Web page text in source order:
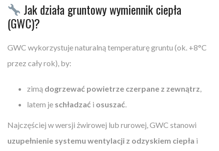
Jak działa gruntowy wymiennik ciepła
(GWC)?
GWC wykorzystuje naturalną temperaturę gruntu (ok. +8°C
przez cały rok), by:
zimą dogrzewać powietrze czerpane z zewnątrz,
latem je schładzać i osuszać.
Najczęściej w wersji żwirowej lub rurowej, GWC stanowi
uzupełnienie systemu wentylacji z odzyskiem ciepła i